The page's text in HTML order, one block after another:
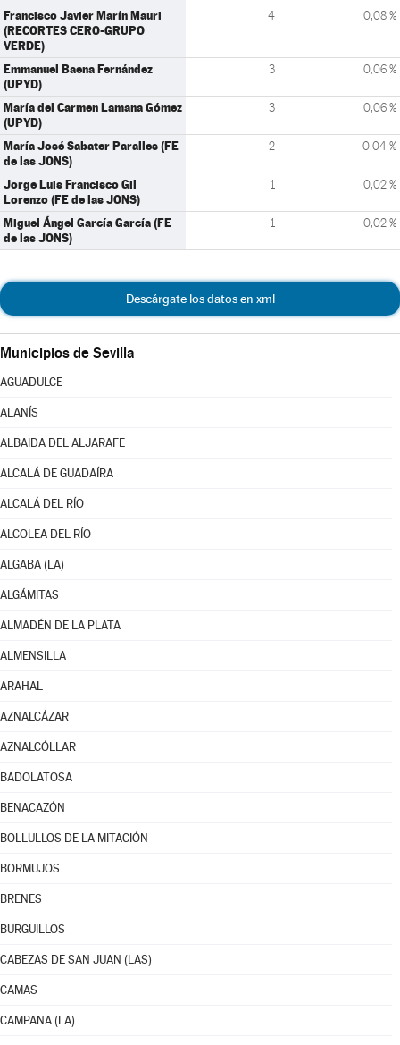
Francisco Javier Marín Mauri
(RECORTES CERO-GRUPO
VERDE)
4 0,08 %
Emmanuel Baena Fernández
(UPYD)
3 0,06 %
María del Carmen Lamana Gómez
(UPYD)
3 0,06 %
María José Sabater Paralles (FE
de las JONS)
2 0,04 %
Jorge Luis Francisco Gil
Lorenzo (FE de las JONS)
1 0,02 %
Miguel Ángel García García (FE
de las JONS)
1 0,02 %
Descárgate los datos en xml
Municipios de Sevilla
AGUADULCE
ALANÍS
ALBAIDA DEL ALJARAFE
ALCALÁ DE GUADAÍRA
ALCALÁ DEL RÍO
ALCOLEA DEL RÍO
ALGABA (LA)
ALGÁMITAS
ALMADÉN DE LA PLATA
ALMENSILLA
ARAHAL
AZNALCÁZAR
AZNALCÓLLAR
BADOLATOSA
BENACAZÓN
BOLLULLOS DE LA MITACIÓN
BORMUJOS
BRENES
BURGUILLOS
CABEZAS DE SAN JUAN (LAS)
CAMAS
CAMPANA (LA)